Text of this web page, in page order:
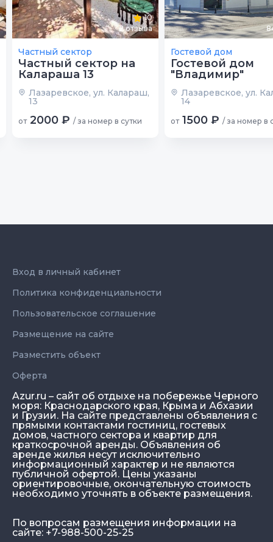
10
2отзыва
Частный сектор
Частный сектор на
Калараша 13
Лазаревское, ул. Калараш,
13
от 2000 ₽ / за номер в сутки
Гостевой дом
Гостевой дом
"Владимир"
Лазаревское, ул.
14
от 1500 ₽ / за номер в
Azur.ru – сайт об отдыхе на побережье Черного
моря: Краснодарского края, Крыма и Абхазии
и Грузии. На сайте представлены объявления с
прямыми контактами гостиниц, гостевых
домов, частного сектора и квартир для
краткосрочной аренды. Объявления об
аренде жилья несут исключительно
информационный характер и не являются
публичной офертой. Цены указаны
ориентировочные, окончательную стоимость
необходимо уточнять в объекте размещения.
По вопросам размещения информации на
сайте: +7-988-500-25-25
Вход в личный кабинет
Политика конфиденциальности
Пользовательское соглашение
Размещение на сайте
Разместить объект
Оферта